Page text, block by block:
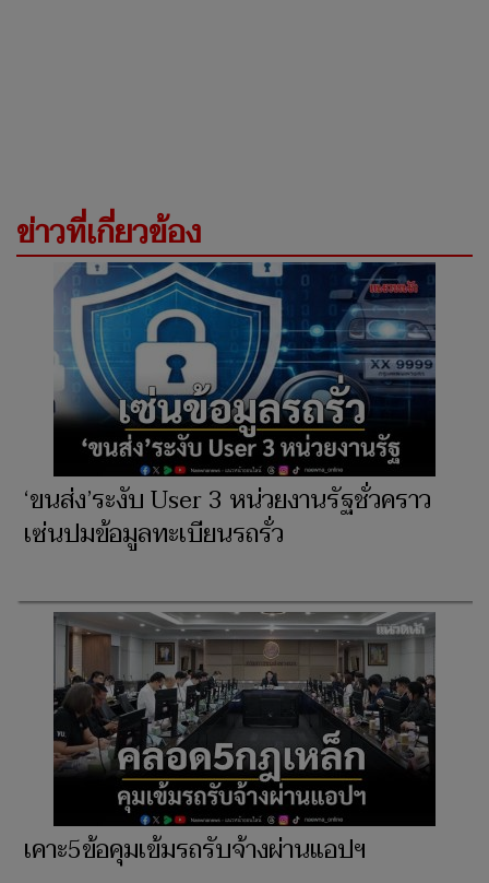
ข่าวที่เกี่ยวข้อง
‘ขนส่ง’ระงับ User 3 หน่วยงานรัฐชั่วคราว
เซ่นปมข้อมูลทะเบียนรถรั่ว
เคาะ5ข้อคุมเข้มรถรับจ้างผ่านแอปฯ